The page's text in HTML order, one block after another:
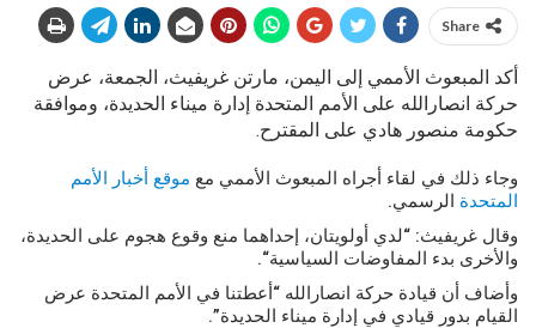
Share
أكد المبعوث الأممي إلى اليمن، مارتن غريفيث، الجمعة، عرض
حركة انصارالله على الأمم المتحدة إدارة ميناء الحديدة، وموافقة
حكومة منصور هادي على المقترح.
وجاء ذلك في لقاء أجراه المبعوث الأممي مع موقع أخبار الأمم
المتحدة الرسمي.
وقال غريفيث: “لدي أولويتان، إحداهما منع وقوع هجوم على الحديدة،
والأخرى بدء المفاوضات السياسية“.
وأضاف أن قيادة حركة انصارالله “أعطتنا في الأمم المتحدة عرض
القيام بدور قيادي في إدارة ميناء الحديدة”.